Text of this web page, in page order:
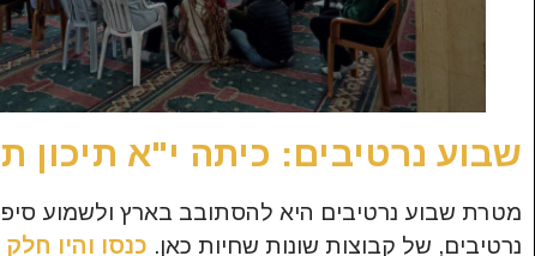
שבוע נרטיבים: כיתה י"א תיכון
מטרת שבוע נרטיבים היא להסתובב בארץ ולשמוע
נרטיבים, של קבוצות שונות שחיות כאן. כנסו והיו